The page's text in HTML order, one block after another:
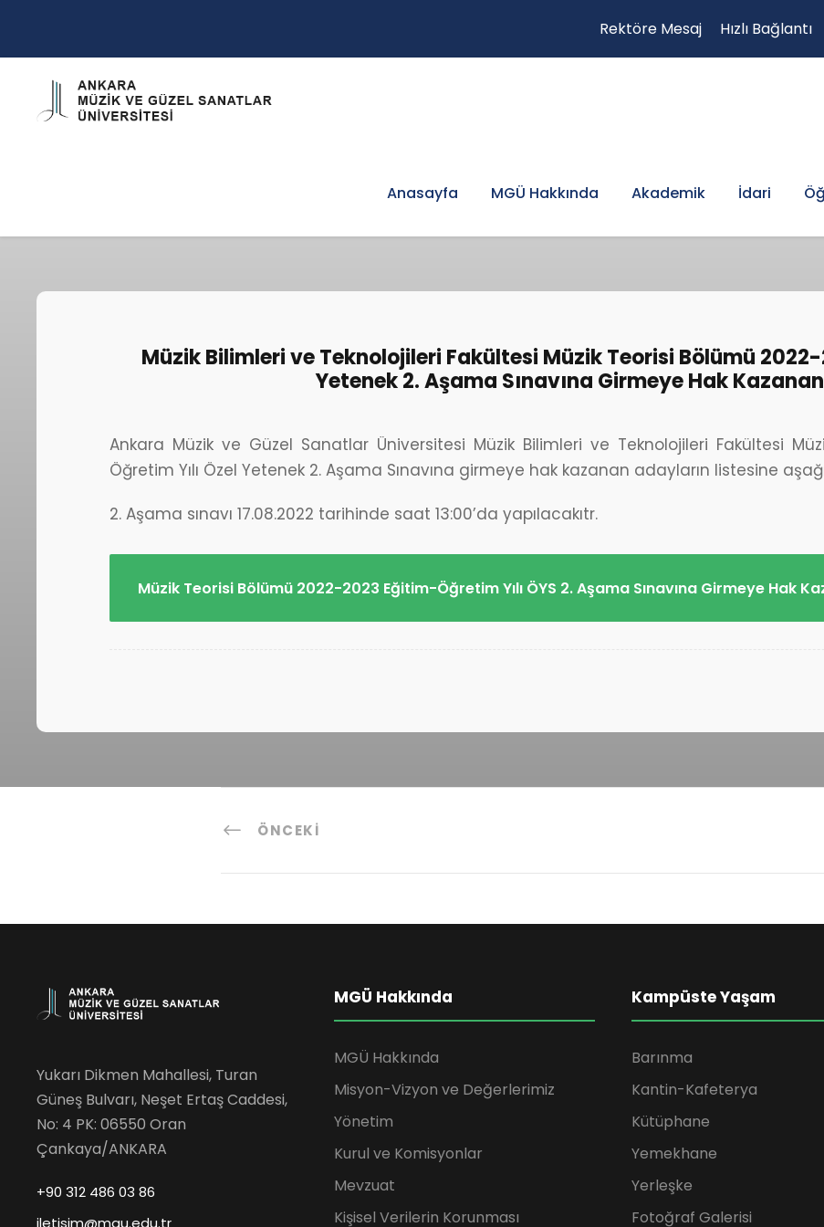
Rektöre Mesaj Hızlı Bağlantı
Anasayfa MGÜ Hakkında Akademik İdari
Müzik Bilimleri ve Teknolojileri Fakültesi Müzik Teorisi Bölümü
Yetenek 2. Aşama Sınavına Girmeye Hak
Ankara Müzik ve Güzel Sanatlar Üniversitesi Müzik Bilimleri ve Teknolojileri Fakültesi
Öğretim Yılı Özel Yetenek 2. Aşama Sınavına girmeye hak kazanan adayların listesine
2. Aşama sınavı 17.08.2022 tarihinde saat 13:00’da yapılacakıtr.
Müzik Teorisi Bölümü 2022-2023 Eğitim-Öğretim Yılı ÖYS 2. Aşama Sınavına Girmeye Hak
ÖNCEKI
Yukarı Dikmen Mahallesi, Turan
Güneş Bulvarı, Neşet Ertaş Caddesi,
No: 4 PK: 06550 Oran
Çankaya/ANKARA
+90 312 486 03 86
iletisim@mgu.edu.tr
MGÜ Hakkında
MGÜ Hakkında
Misyon-Vizyon ve Değerlerimiz
Yönetim
Kurul ve Komisyonlar
Mevzuat
Kişisel Verilerin Korunması
Kampüste Yaşam
Barınma
Kantin-Kafeterya
Kütüphane
Yemekhane
Yerleşke
Fotoğraf Galerisi